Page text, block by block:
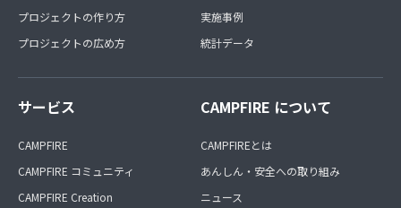
プロジェクトの作り方
プロジェクトの広め方
実施事例
統計データ
サービス
CAMPFIRE
CAMPFIRE コミュニティ
CAMPFIRE Creation
CAMPFIRE について
CAMPFIREとは
あんしん・安全への取り組み
ニュース